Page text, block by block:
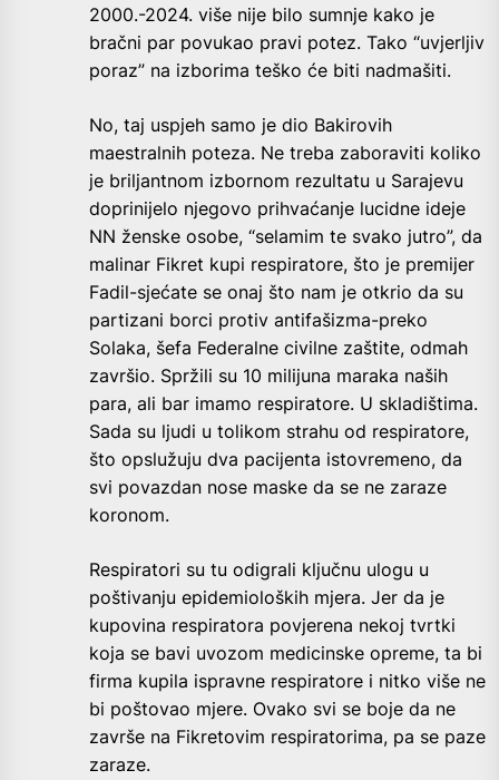
2000.-2024. više nije bilo sumnje kako je
bračni par povukao pravi potez. Tako “uvjerljiv
poraz” na izborima teško će biti nadmašiti.
No, taj uspjeh samo je dio Bakirovih
maestralnih poteza. Ne treba zaboraviti koliko
je briljantnom izbornom rezultatu u Sarajevu
doprinijelo njegovo prihvaćanje lucidne ideje
NN ženske osobe, “selamim te svako jutro”, da
malinar Fikret kupi respiratore, što je premijer
Fadil-sjećate se onaj što nam je otkrio da su
partizani borci protiv antifašizma-preko
Solaka, šefa Federalne civilne zaštite, odmah
završio. Spržili su 10 milijuna maraka naših
para, ali bar imamo respiratore. U skladištima.
Sada su ljudi u tolikom strahu od respiratore,
što opslužuju dva pacijenta istovremeno, da
svi povazdan nose maske da se ne zaraze
koronom.
Respiratori su tu odigrali ključnu ulogu u
poštivanju epidemioloških mjera. Jer da je
kupovina respiratora povjerena nekoj tvrtki
koja se bavi uvozom medicinske opreme, ta bi
firma kupila ispravne respiratore i nitko više ne
bi poštovao mjere. Ovako svi se boje da ne
završe na Fikretovim respiratorima, pa se paze
zaraze.